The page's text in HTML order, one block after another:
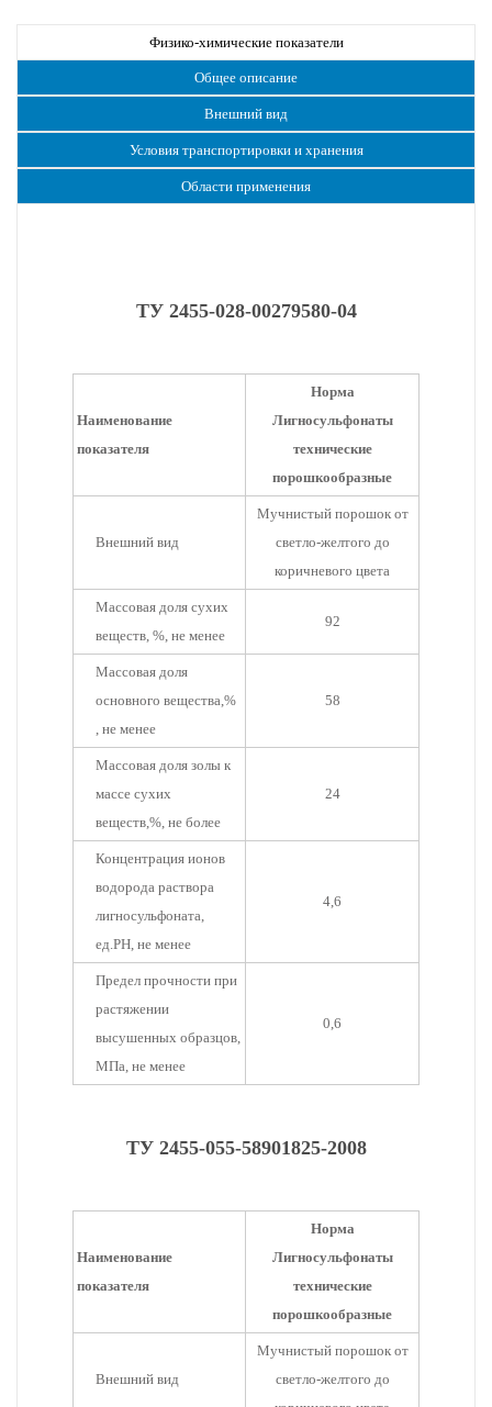
Физико-химические показатели
Общее описание
Внешний вид
Условия транспортировки и хранения
Области применения
ТУ 2455-028-00279580-04
Наименование
показателя
Норма
Лигносульфонаты
технические
порошкообразные
Внешний вид
Мучнистый порошок от
светло-желтого до
коричневого цвета
Массовая доля сухих
веществ, %, не менее
92
Массовая доля
основного вещества,%
, не менее
58
Массовая доля золы к
массе сухих
веществ,%, не более
24
Концентрация ионов
водорода раствора
лигносульфоната,
ед.РН, не менее
4,6
Предел прочности при
растяжении
высушенных образцов,
МПа, не менее
0,6
ТУ 2455-055-58901825-2008
Наименование
показателя
Норма
Лигносульфонаты
технические
порошкообразные
Внешний вид
Мучнистый порошок от
светло-желтого до